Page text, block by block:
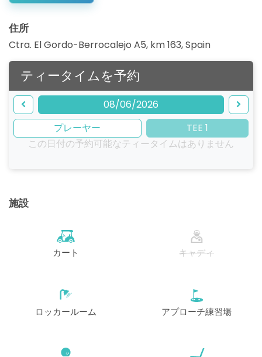
住所
Ctra. El Gordo-Berrocalejo A5, km 163,Spain
ティータイムを予約
08/06/2026
プレーヤー
TEE 1
この日付の予約可能なティータイムはありません
施設
カート キャディ
ロッカールーム アプローチ練習場